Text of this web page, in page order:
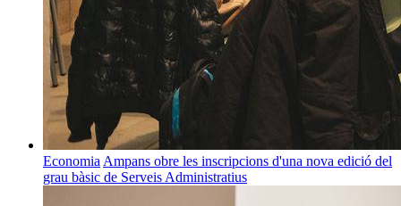
Economia Ampans obre les inscripcions d'una nova edició del
grau bàsic de Serveis Administratius